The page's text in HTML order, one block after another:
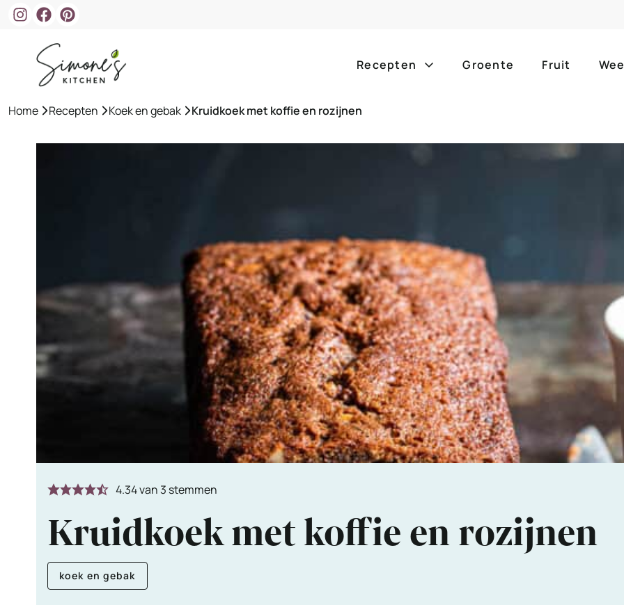
Recepten
voorgerechten drankjes
slow
Groente Fruit
Home »Recepten »Koek en gebak »Kruidkoek met koffie en rozijnen
4.34van 3 stemmen
Kruidkoek met koffie en rozijnen
koek en gebak